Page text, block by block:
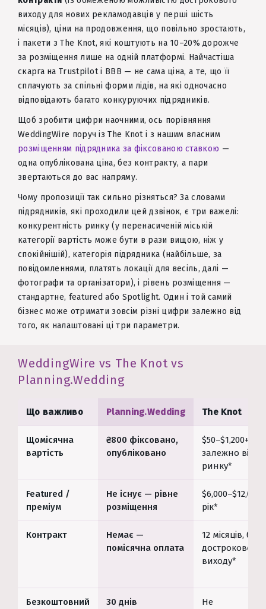
виходу для нових рекламодавців у перші шість
місяців), ціни на продовження, що повільно зростають,
і пакети з The Knot, які коштують на 10–20% дорожче
за розміщення лише на одній платформі. Найчастіша
скарга на Trustpilot і BBB — не сама ціна, а те, що її
сплачують за спільні форми лідів, на які одночасно
відповідають багато конкуруючих підрядників.
Щоб зробити цифри наочними, ось порівняння
WeddingWire поруч із The Knot і з нашим власним
розміщенням підрядника за фіксованою ставкою —
одна опублікована ціна, без контракту, а пари
звертаються до вас напряму.
Чому пропозиції так сильно різняться? За словами
підрядників, які проходили цей дзвінок, є три важелі:
конкурентність ринку (у перенасиченій міській
категорії вартість може бути в рази вищою, ніж у
спокійнішій), категорія підрядника (найбільше, за
повідомленнями, платять локації для весіль, далі —
фотографи та організатори), і рівень розміщення —
стандартне, featured або Spotlight. Один і той самий
бізнес може отримати зовсім різні цифри залежно від
того, як налаштовані ці три параметри.
WeddingWire vs The Knot vs
Planning.Wedding
Що важливо Planning.Wedding The Knot
Щомісячна
вартість
₴800 фіксовано,
опубліковано
$50–$1,200+
залежно від
ринку*
Featured /
преміум
Не існує — рівне
розміщення
$6,000–$12,000
рік*
Контракт
Немає —
помісячна оплата
12 місяців, без
дострокового
виходу*
Безкоштовний
30 днів
Не